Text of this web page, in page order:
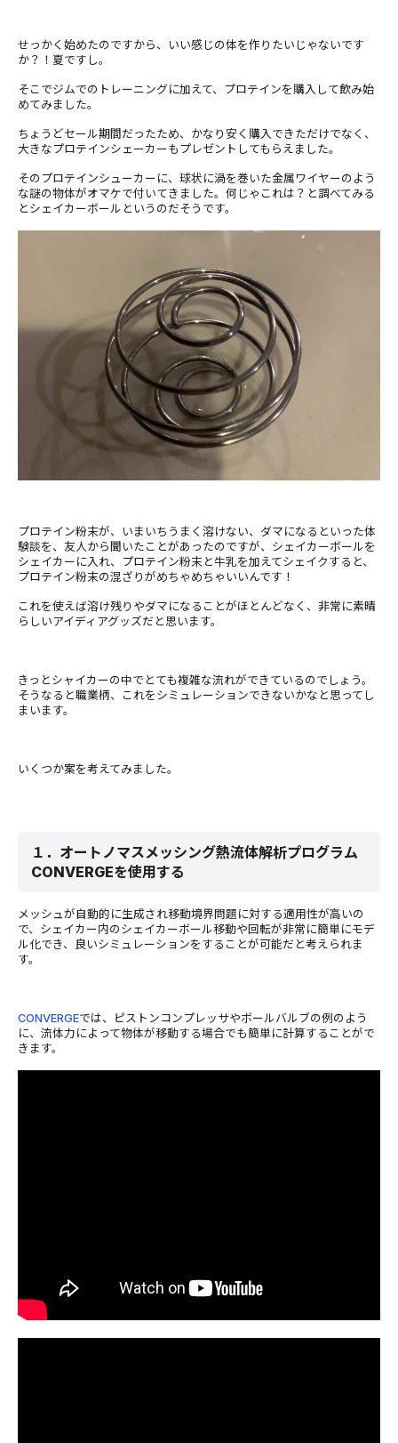
せっかく始めたのですから、いい感じの体を作りたいじゃないです
か？！夏ですし。
そこでジムでのトレーニングに加えて、プロテインを購入して飲み始
めてみました。
ちょうどセール期間だったため、かなり安く購入できただけでなく、
大きなプロテインシェーカーもプレゼントしてもらえました。
そのプロテインシューカーに、球状に渦を巻いた金属ワイヤーのよう
な謎の物体がオマケで付いてきました。何じゃこれは？と調べてみる
とシェイカーボールというのだそうです。
プロテイン粉末が、いまいちうまく溶けない、ダマになるといった体
験談を、友人から聞いたことがあったのですが、シェイカーボールを
シェイカーに入れ、プロテイン粉末と牛乳を加えてシェイクすると、
プロテイン粉末の混ざりがめちゃめちゃいいんです！
これを使えば溶け残りやダマになることがほとんどなく、非常に素晴
らしいアイディアグッズだと思います。
きっとシャイカーの中でとても複雑な流れができているのでしょう。
そうなると職業柄、これをシミュレーションできないかなと思ってし
まいます。
いくつか案を考えてみました。
１．オートノマスメッシング熱流体解析プログラム
CONVERGEを使用する
メッシュが自動的に生成され移動境界問題に対する適用性が高いの
で、シェイカー内のシェイカーボール移動や回転が非常に簡単にモデ
ル化でき、良いシミュレーションをすることが可能だと考えられま
す。
CONVERGEでは、ピストンコンプレッサやボールバルブの例のよう
に、流体力によって物体が移動する場合でも簡単に計算することがで
きます。